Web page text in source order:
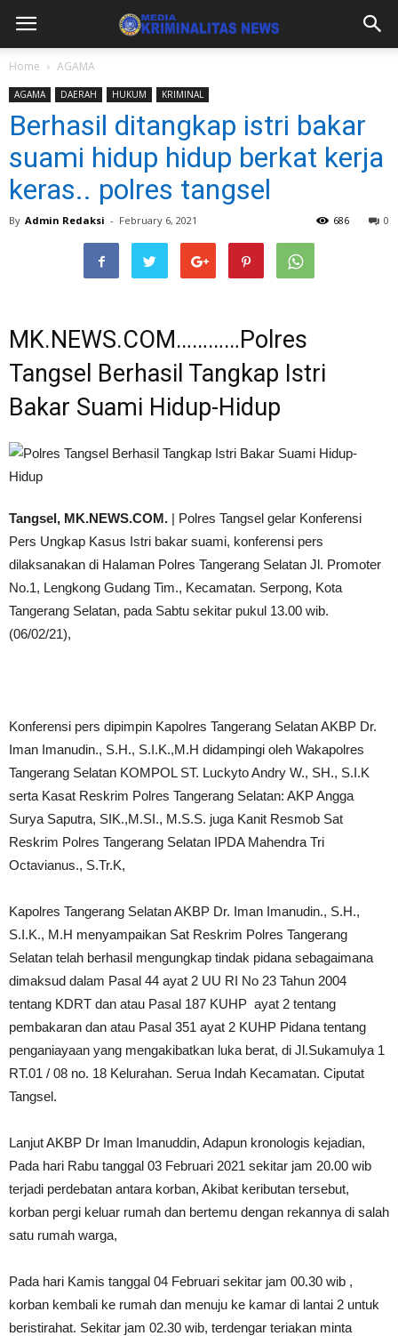
Home AGAMA
AGAMA DAERAH HUKUM KRIMINAL
Berhasil ditangkap istri bakar
suami hidup hidup berkat kerja
keras.. polres tangsel
By Admin Redaksi - February 6, 2021 0
686
MK.NEWS.COM…………Polres
Tangsel Berhasil Tangkap Istri
Bakar Suami Hidup-Hidup
Tangsel, MK.NEWS.COM. | Polres Tangsel gelar Konferensi
Pers Ungkap Kasus Istri bakar suami, konferensi pers
dilaksanakan di Halaman Polres Tangerang Selatan Jl. Promoter
No.1, Lengkong Gudang Tim., Kecamatan. Serpong, Kota
Tangerang Selatan, pada Sabtu sekitar pukul 13.00 wib.
(06/02/21),
Konferensi pers dipimpin Kapolres Tangerang Selatan AKBP Dr.
Iman Imanudin., S.H., S.I.K.,M.H didampingi oleh Wakapolres
Tangerang Selatan KOMPOL ST. Luckyto Andry W., SH., S.I.K
serta Kasat Reskrim Polres Tangerang Selatan: AKP Angga
Surya Saputra, SIK.,M.SI., M.S.S. juga Kanit Resmob Sat
Reskrim Polres Tangerang Selatan IPDA Mahendra Tri
Octavianus., S.Tr.K,
Kapolres Tangerang Selatan AKBP Dr. Iman Imanudin., S.H.,
S.I.K., M.H menyampaikan Sat Reskrim Polres Tangerang
Selatan telah berhasil mengungkap tindak pidana sebagaimana
dimaksud dalam Pasal 44 ayat 2 UU RI No 23 Tahun 2004
tentang KDRT dan atau Pasal 187 KUHP ayat 2 tentang
pembakaran dan atau Pasal 351 ayat 2 KUHP Pidana tentang
penganiayaan yang mengakibatkan luka berat, di Jl.Sukamulya 1
RT.01 / 08 no. 18 Kelurahan. Serua Indah Kecamatan. Ciputat
Tangsel.
Lanjut AKBP Dr Iman Imanuddin, Adapun kronologis kejadian,
Pada hari Rabu tanggal 03 Februari 2021 sekitar jam 20.00 wib
terjadi perdebatan antara korban, Akibat keributan tersebut,
korban pergi keluar rumah dan bertemu dengan rekannya di salah
satu rumah warga,
Pada hari Kamis tanggal 04 Februari sekitar jam 00.30 wib ,
korban kembali ke rumah dan menuju ke kamar di lantai 2 untuk
beristirahat. Sekitar jam 02.30 wib, terdengar teriakan minta